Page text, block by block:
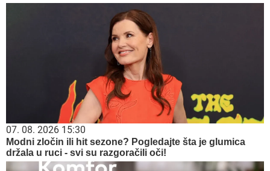
07. 08. 2026 15:30
Modni zločin ili hit sezone? Pogledajte šta je glumica
držala u ruci - svi su razgoračili oči!